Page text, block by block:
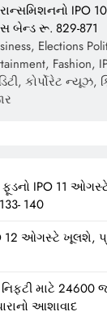
IPO
બેન્ડ રૂ. 829-871
Elections
Fashion,
કોર્પોરેટ ન્યૂઝ,
ફૂડનો IPO 11
140
12 ઓગસ્ટે ખૂલશે,
નિફ્ટી માટે 24600
આશાવાદ